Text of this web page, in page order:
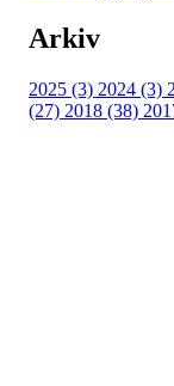
Arkiv
2025 (3) 2024 (3)
(27) 2018 (38)